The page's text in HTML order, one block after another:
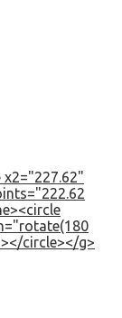
circle></g>